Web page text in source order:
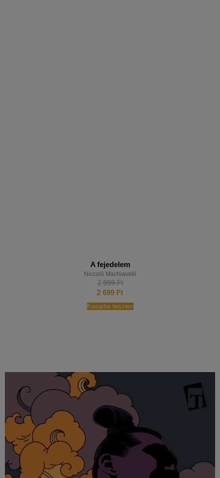
A fejedelem
Niccolò Machiavelli
2 999Ft
2 699 Ft
Kosárba teszem